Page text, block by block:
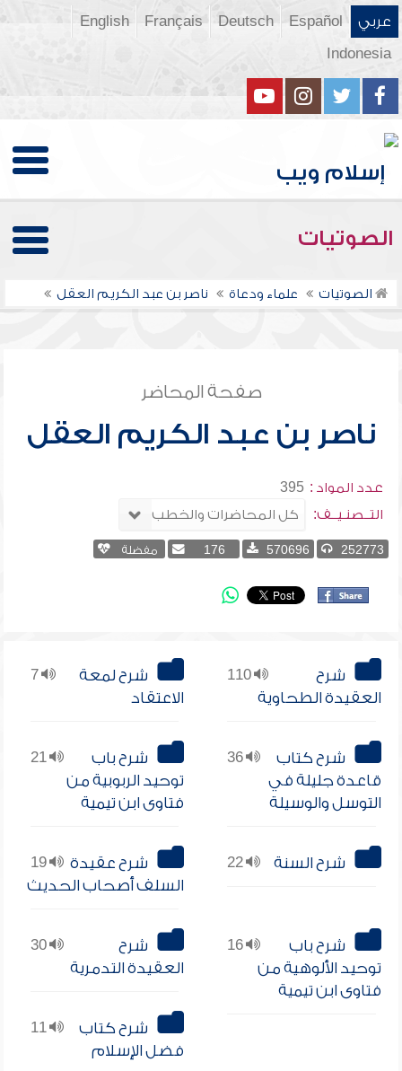
عربي Español
Deutsch
Français
English
Indonesia
الصوتيات
الصوتيات علماء ودعاة ناصر بن عبد الكريم العقل
صفحة المحاضر
ناصر بن عبد الكريم العقل
عدد المواد : 395
التــصنـيــف:
252773
570696
176 مفضلة
110
شرح
العقيدة الطحاوية
7
شرح لمعة
الاعتقاد
36
شرح كتاب
قاعدة جليلة في
التوسل والوسيلة
21
شرح باب
توحيد الربوبية من
فتاوى ابن تيمية
22 شرح السنة 19
شرح عقيدة
السلف أصحاب الحديث
16
شرح باب
توحيد الألوهية من
فتاوى ابن تيمية
30
شرح
العقيدة التدمرية
11
شرح كتاب
فضل الإسلام